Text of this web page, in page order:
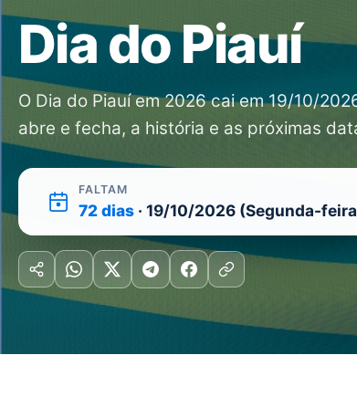
Dia do Piauí
O Dia do Piauí em 2026 cai em 19/10/
abre e fecha, a história e as próximas
FALTAM
72 dias · 19/10/2026 (Segunda-